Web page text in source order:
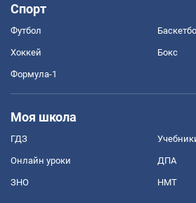
Спорт
Футбол
Хоккей Бокс
Формула-1
Моя школа
ГДЗ
Онлайн уроки ДПА
ЗНО НМТ